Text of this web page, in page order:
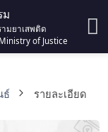
ม
มยาเสพติด
of Justice
ธ์ รายละเอียด